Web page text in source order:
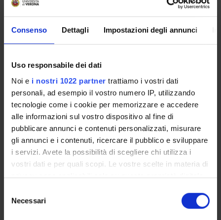
Consenso Dettagli Impostazioni degli annunci
Uso responsabile dei dati
Noi e i nostri 1022 partner trattiamo i vostri dati
personali, ad esempio il vostro numero IP, utilizzando
tecnologie come i cookie per memorizzare e accedere
alle informazioni sul vostro dispositivo al fine di
pubblicare annunci e contenuti personalizzati, misurare
gli annunci e i contenuti, ricercare il pubblico e sviluppare
i servizi. Avete la possibilità di scegliere chi utilizza i
vostri dati e per quali scopi. Le vostre scelte in materia di
privacy sono applicabili solo su questa proprietà digitale
modificare o revocare il proprio consenso in qualsiasi
momento dalla Dichiarazione sui cookie o facendo clic
delNecessari
Psychiatry
SEZIONI
Psichiatria
ATTIVITÀ
GRUPPI DI RICERCA